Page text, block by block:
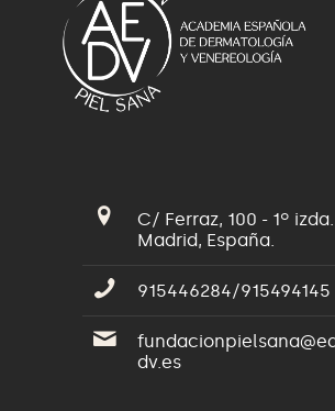
C/ Ferraz, 100 - 1º
Madrid, España.
915446284/915494145
dv.es